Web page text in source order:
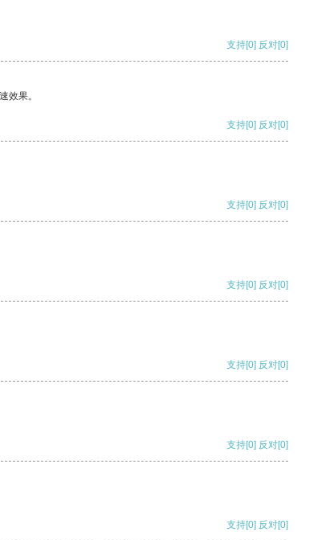
支持[0] 反对[0]
效果。
支持[0] 反对[0]
支持[0] 反对[0]
支持[0] 反对[0]
支持[0] 反对[0]
支持[0] 反对[0]
支持[0] 反对[0]